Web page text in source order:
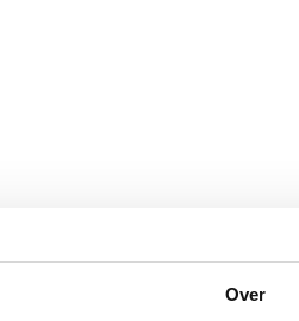
Over